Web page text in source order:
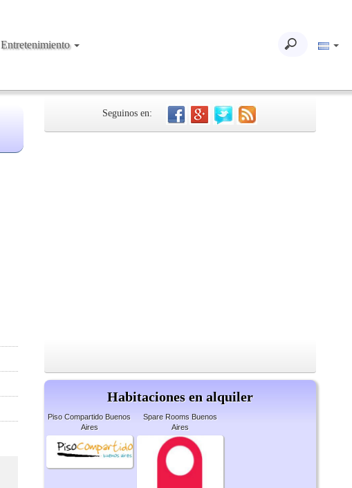
Entretenimiento
Seguinos en:
Habitaciones en alquiler
Piso Compartido Buenos
Aires
Spare Rooms Buenos
Aires